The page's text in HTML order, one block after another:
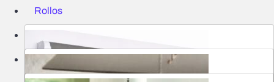
Rollos
Intelligente Steuerung